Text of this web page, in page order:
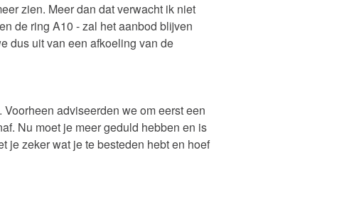
zien. Meer dan dat verwacht ik niet
de ring A10 - zal het aanbod blijven
dus uit van een afkoeling van de
adviseerden we om eerst een
Nu moet je meer geduld hebben en is
je zeker wat je te besteden hebt en hoef